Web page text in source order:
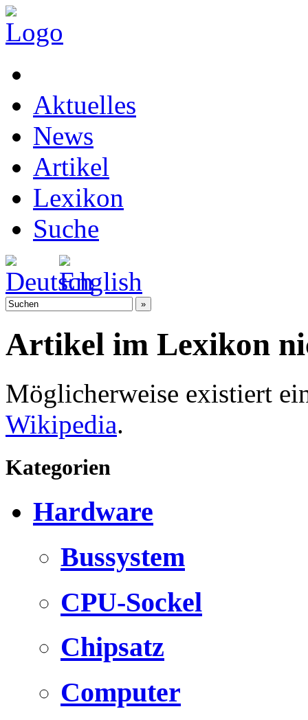
Aktuelles
News
Artikel
Lexikon
Suche
Artikel im Lexikon
Möglicherweise existiert
Wikipedia.
Kategorien
Hardware
Bussystem
CPU-Sockel
Chipsatz
Computer